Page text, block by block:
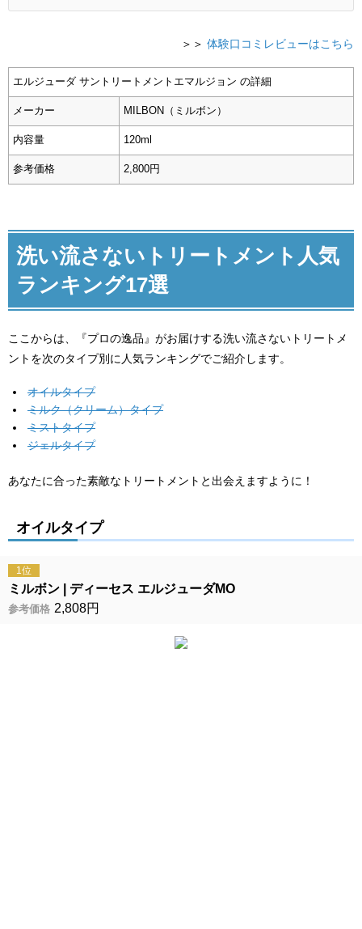
＞＞ 体験口コミレビューはこちら
エルジューダ サントリートメントエマルジョン の詳細
メーカー MILBON（ミルボン）
内容量 120ml
参考価格 2,800円
洗い流さないトリートメント人気
ランキング17選
ここからは、『プロの逸品』がお届けする洗い流さないトリートメ
ントを次のタイプ別に人気ランキングでご紹介します。
オイルタイプ
ミルク（クリーム）タイプ
ミストタイプ
ジェルタイプ
あなたに合った素敵なトリートメントと出会えますように！
オイルタイプ
1位
ミルボン ディーセス エルジューダMO
参考価格 2,808円